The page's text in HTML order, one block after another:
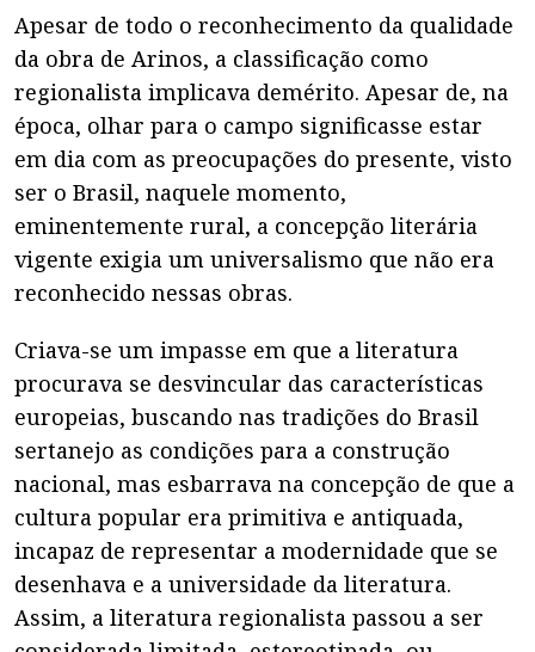
Apesar de todo o reconhecimento da qualidade
da obra de Arinos, a classificação como
regionalista implicava demérito. Apesar de, na
época, olhar para o campo significasse estar
em dia com as preocupações do presente, visto
ser o Brasil, naquele momento,
eminentemente rural, a concepção literária
vigente exigia um universalismo que não era
reconhecido nessas obras.
Criava-se um impasse em que a literatura
procurava se desvincular das características
europeias, buscando nas tradições do Brasil
sertanejo as condições para a construção
nacional, mas esbarrava na concepção de que a
cultura popular era primitiva e antiquada,
incapaz de representar a modernidade que se
desenhava e a universidade da literatura.
Assim, a literatura regionalista passou a ser